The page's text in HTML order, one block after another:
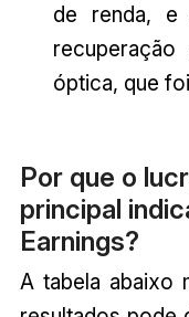
de renda, e
óptica, que
Por que o
principal
Earnings?
A tabela abaixo